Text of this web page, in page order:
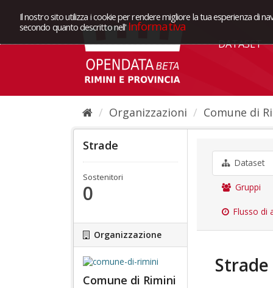
Il nostro sito utilizza i cookie per rendere migliore la tua esperienza di
secondo quanto descritto nell' Informativa
DATASET
Organizzazioni Comune di
Strade
Sostenitori
0
Organizzazione
Comune di Rimini
Dataset
Gruppi
Flusso di
Strade